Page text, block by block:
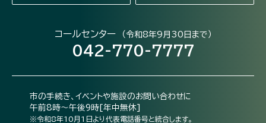
コールセンター （令和8年9月30日まで）
042-770-7777
市の手続き、イベントや施設のお問い合わせに
午前8時～午後9時[年中無休]
※令和8年10月1日より代表電話番号と統合します。